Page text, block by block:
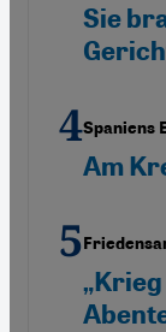
Sie
Spaniens
Am